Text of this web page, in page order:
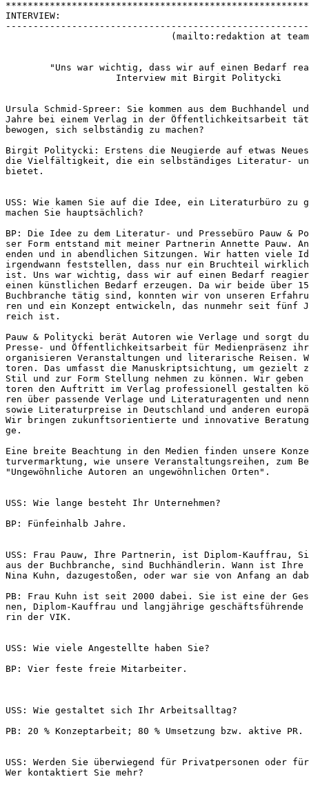
INTERVIEW:
(mailto:redaktion at
"Uns war wichtig, dass wir auf einen Bedarf
                    Interview mit Birgit Politycki
Ursula Schmid-Spreer: Sie kommen aus dem Buchhandel
Jahre bei einem Verlag in der Öffentlichkeitsarbeit
bewogen, sich selbständig zu machen?
Birgit Politycki: Erstens die Neugierde auf etwas
die Vielfältigkeit, die ein selbständiges Literatur-
bietet.
USS: Wie kamen Sie auf die Idee, ein Literaturbüro zu
machen Sie hauptsächlich?
BP: Die Idee zu dem Literatur- und Pressebüro Pauw
ser Form entstand mit meiner Partnerin Annette Pauw.
enden und in abendlichen Sitzungen. Wir hatten viele
irgendwann feststellen, dass nur ein Bruchteil
ist. Uns war wichtig, dass wir auf einen Bedarf
einen künstlichen Bedarf erzeugen. Da wir beide über
Buchbranche tätig sind, konnten wir von unseren
ren und ein Konzept entwickeln, das nunmehr seit fünf
reich ist.
Pauw & Politycki berät Autoren wie Verlage und sorgt
Presse- und Öffentlichkeitsarbeit für Medienpräsenz
organisieren Veranstaltungen und literarische Reisen.
toren. Das umfasst die Manuskriptsichtung, um gezielt
Stil und zur Form Stellung nehmen zu können. Wir
toren den Auftritt im Verlag professionell gestalten
ren über passende Verlage und Literaturagenten und
sowie Literaturpreise in Deutschland und anderen
Wir bringen zukunftsorientierte und innovative
ge.
Eine breite Beachtung in den Medien finden unsere
turvermarktung, wie unsere Veranstaltungsreihen, zum
"Ungewöhnliche Autoren an ungewöhnlichen Orten".
USS: Wie lange besteht Ihr Unternehmen?
BP: Fünfeinhalb Jahre.
USS: Frau Pauw, Ihre Partnerin, ist Diplom-Kauffrau,
aus der Buchbranche, sind Buchhändlerin. Wann ist
Nina Kuhn, dazugestoßen, oder war sie von Anfang an
PB: Frau Kuhn ist seit 2000 dabei. Sie ist eine der
nen, Diplom-Kauffrau und langjährige
rin der VIK.
USS: Wie viele Angestellte haben Sie?
BP: Vier feste freie Mitarbeiter.
USS: Wie gestaltet sich Ihr Arbeitsalltag?
PB: 20 % Konzeptarbeit; 80 % Umsetzung bzw. aktive PR.
USS: Werden Sie überwiegend für Privatpersonen oder
Wer kontaktiert Sie mehr?